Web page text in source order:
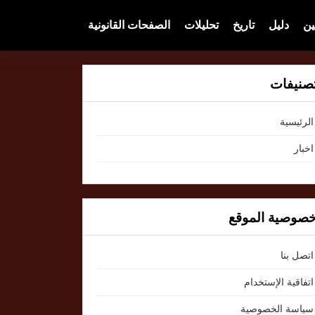
دليل تاريخ تحليلات الصفحات القانونية
الرئيسية
اخبار
الموقع
اتصل بنا
اتفاقية الإستخدام
سياسة الخصوصية